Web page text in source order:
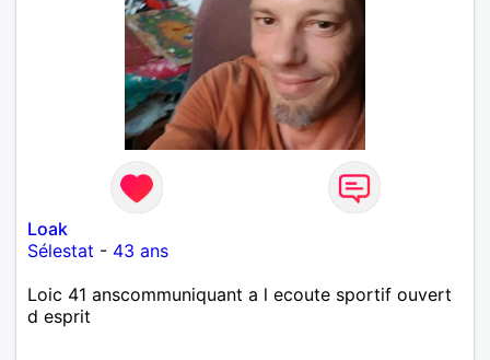
Loak
Sélestat - 43 ans
Loic 41 anscommuniquant a l ecoute sportif ouvert
d esprit